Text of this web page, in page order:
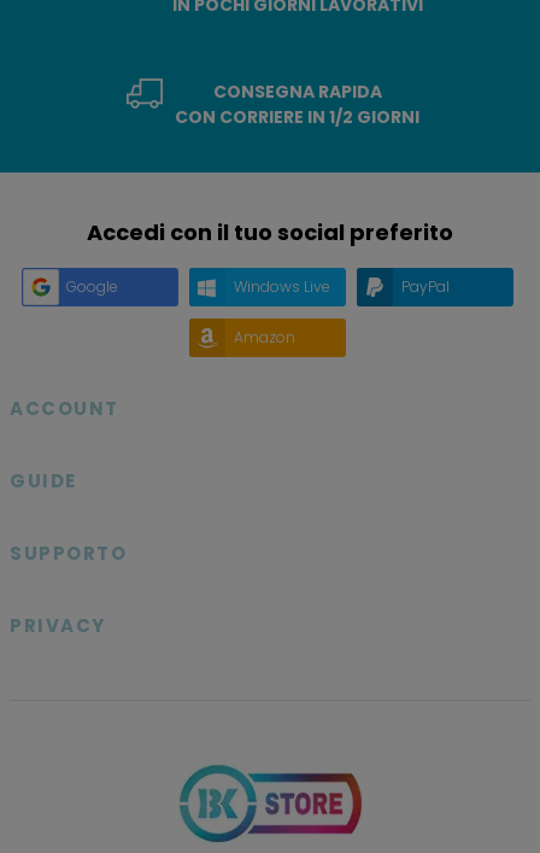
CONSEGNA RAPIDA
CON CORRIERE IN 1/2 GIORNI
Accedi con il tuo social preferito
Google Windows Live PayPal
Amazon
ACCOUNT
GUIDE
SUPPORTO
PRIVACY